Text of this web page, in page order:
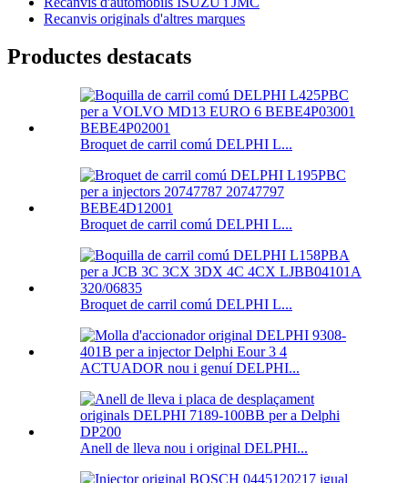
Recanvis originals d'altres marques
Productes destacats
Broquet de carril comú DELPHI L...
Broquet de carril comú DELPHI L...
Broquet de carril comú DELPHI L...
ACTUADOR nou i genuí DELPHI...
Anell de lleva nou i original DELPHI...